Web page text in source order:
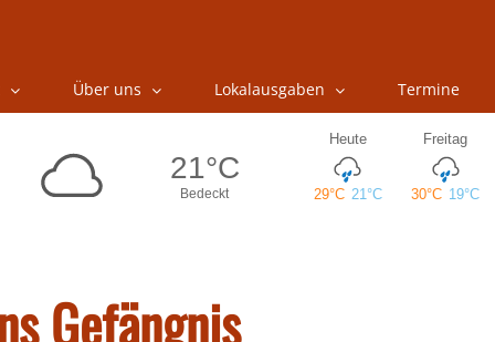
Über uns Lokalausgaben Termine
Gefängnis